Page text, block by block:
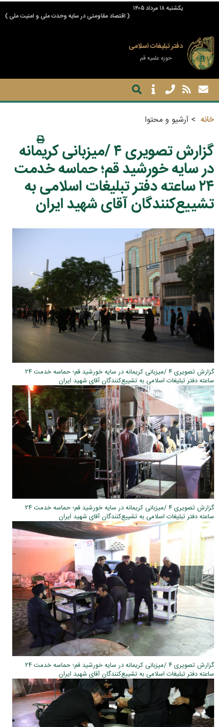
يكشنبه ۱۸ مرداد ۱۴۰۵
( اقتصاد مقاومتی در سایه وحدت ملی و امنیت ملی )
دفتر تبلیغات اسلامی
حوزه علمیه قم
خانه آرشیو و محتوا
گزارش تصویری ۴ /میزبانی کریمانه
در سایه خورشید قم؛ حماسه خدمت
۲۴ ساعته دفتر تبلیغات اسلامی به
تشییع‌کنندگان آقای شهید ایران
گزارش تصویری ۴ /میزبانی کریمانه در سایه خورشید قم؛ حماسه خدمت ۲۴
ساعته دفتر تبلیغات اسلامی به تشییع‌کنندگان آقای شهید ایران
گزارش تصویری ۴ /میزبانی کریمانه در سایه خورشید قم؛ حماسه خدمت ۲۴
ساعته دفتر تبلیغات اسلامی به تشییع‌کنندگان آقای شهید ایران
گزارش تصویری ۴ /میزبانی کریمانه در سایه خورشید قم؛ حماسه خدمت ۲۴
ساعته دفتر تبلیغات اسلامی به تشییع‌کنندگان آقای شهید ایران